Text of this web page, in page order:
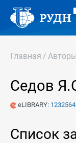
Главная / Авторы
Седов
eLIBRARY: 1232564
Список